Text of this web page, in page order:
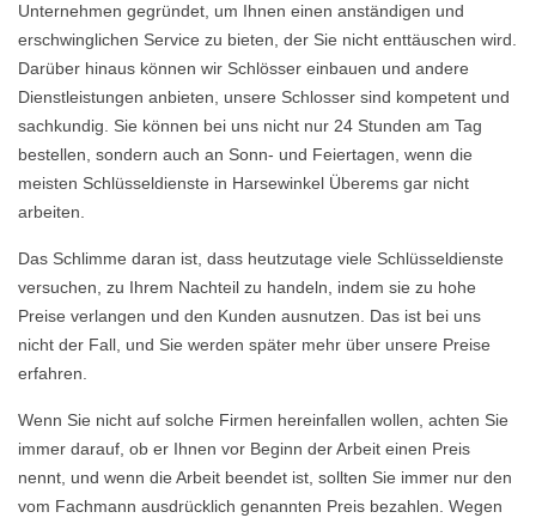
Unternehmen gegründet, um Ihnen einen anständigen und
erschwinglichen Service zu bieten, der Sie nicht enttäuschen wird.
Darüber hinaus können wir Schlösser einbauen und andere
Dienstleistungen anbieten, unsere Schlosser sind kompetent und
sachkundig. Sie können bei uns nicht nur 24 Stunden am Tag
bestellen, sondern auch an Sonn- und Feiertagen, wenn die
meisten Schlüsseldienste in Harsewinkel Überems gar nicht
arbeiten.
Das Schlimme daran ist, dass heutzutage viele Schlüsseldienste
versuchen, zu Ihrem Nachteil zu handeln, indem sie zu hohe
Preise verlangen und den Kunden ausnutzen. Das ist bei uns
nicht der Fall, und Sie werden später mehr über unsere Preise
erfahren.
Wenn Sie nicht auf solche Firmen hereinfallen wollen, achten Sie
immer darauf, ob er Ihnen vor Beginn der Arbeit einen Preis
nennt, und wenn die Arbeit beendet ist, sollten Sie immer nur den
vom Fachmann ausdrücklich genannten Preis bezahlen. Wegen